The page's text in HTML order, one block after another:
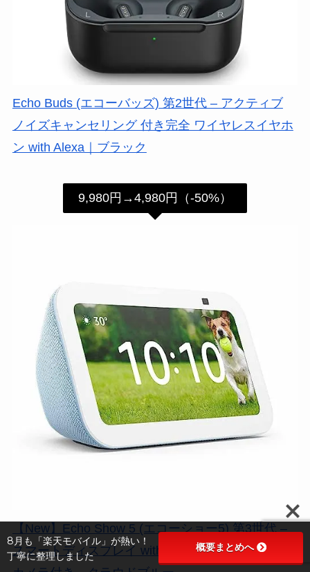
Echo Buds (エコーバッズ) 第2世代 – アクティブ
ノイズキャンセリング 付き完全 ワイヤレスイヤホ
ン with Alexa｜ブラック
9,980円→4,980円（-50%）
【New】Echo Show 5 (エコーショー5) 第3世代 –
スマートディスプレイ with Alexa、2メガピクセル
8月も「楽天モバイル」が熱い！
丁寧に整理しました
概要まとめへ